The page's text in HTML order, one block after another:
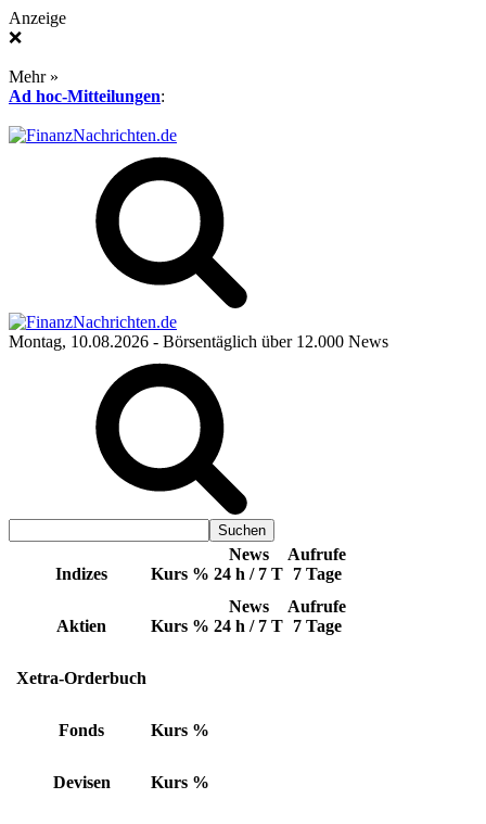
Anzeige
❌
Mehr »
Ad hoc-Mitteilungen:
Montag, 10.08.2026 - Börsentäglich über 12.000 News
Indizes Kurs %
News
24 h / 7 T
Aufrufe
7 Tage
Aktien Kurs %
News
24 h / 7 T
Aufrufe
7 Tage
Xetra-Orderbuch
Fonds Kurs %
Devisen Kurs %